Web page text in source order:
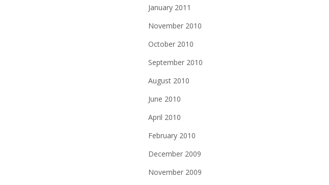
January 2011
November 2010
October 2010
September 2010
August 2010
June 2010
April 2010
February 2010
December 2009
November 2009